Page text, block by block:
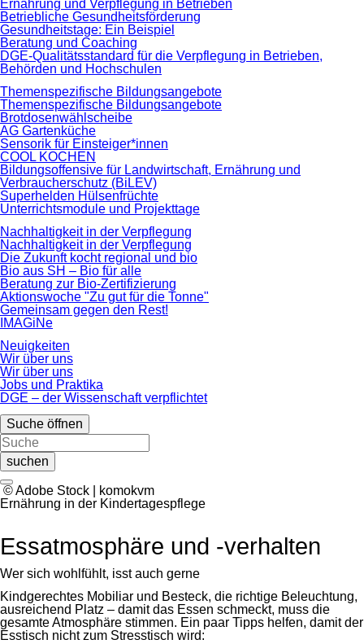
Ernährung und Verpflegung in Betrieben
Betriebliche Gesundheitsförderung
Gesundheitstage: Ein Beispiel
Beratung und Coaching
DGE-Qualitätsstandard für die Verpflegung in Betrieben,
Behörden und Hochschulen
Themenspezifische Bildungsangebote
Themenspezifische Bildungsangebote
Brotdosenwählscheibe
AG Gartenküche
Sensorik für Einsteiger*innen
COOL KOCHEN
Bildungsoffensive für Landwirtschaft, Ernährung und
Verbraucherschutz (BiLEV)
Superhelden Hülsenfrüchte
Unterrichtsmodule und Projekttage
Nachhaltigkeit in der Verpflegung
Nachhaltigkeit in der Verpflegung
Die Zukunft kocht regional und bio
Bio aus SH – Bio für alle
Beratung zur Bio-Zertifizierung
Aktionswoche "Zu gut für die Tonne"
Gemeinsam gegen den Rest!
IMAGiNe
Neuigkeiten
Wir über uns
Wir über uns
Jobs und Praktika
DGE – der Wissenschaft verpflichtet
Suche öffnen
suchen
© Adobe Stock | komokvm
Ernährung in der Kindertagespflege
Essatmosphäre und -verhalten
Wer sich wohlfühlt, isst auch gerne
Kindgerechtes Mobiliar und Besteck, die richtige Beleuchtung,
ausreichend Platz – damit das Essen schmeckt, muss die
gesamte Atmosphäre stimmen. Ein paar Tipps helfen, damit der
Esstisch nicht zum Stresstisch wird: